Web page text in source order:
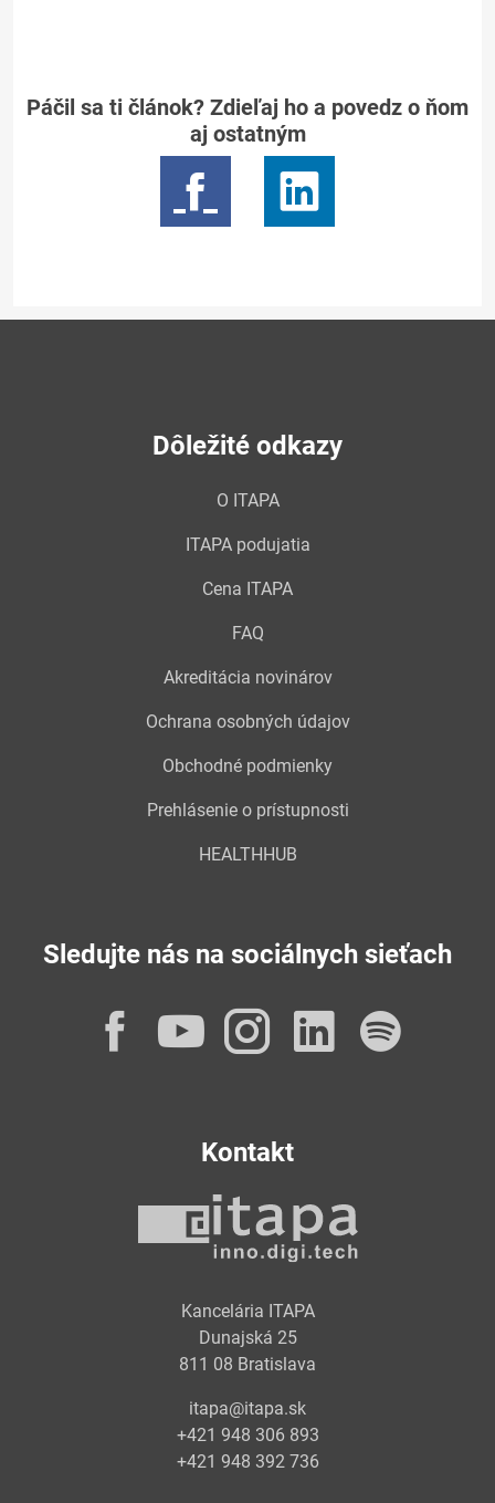
Páčil sa ti článok? Zdieľaj ho a povedz o ňom
aj ostatným
Dôležité odkazy
O ITAPA
ITAPA podujatia
Cena ITAPA
FAQ
Akreditácia novinárov
Ochrana osobných údajov
Obchodné podmienky
Prehlásenie o prístupnosti
HEALTHHUB
Sledujte nás na sociálnych sieťach
Facebook
YouTube
Instagram
Kontakt
Kancelária ITAPA
Dunajská 25
811 08 Bratislava
itapa@itapa.sk
+421 948 306 893
+421 948 392 736